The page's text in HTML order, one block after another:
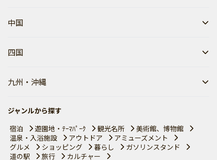
中国
四国
九州・沖縄
ジャンルから探す
宿泊
遊園地・ﾃｰﾏﾊﾟｰｸ 観光名所
美術館、博物館
温泉・入浴施設
アウトドア
アミューズメント
グルメ
ショッピング 暮らし
ガソリンスタンド
道の駅
旅行 カルチャー